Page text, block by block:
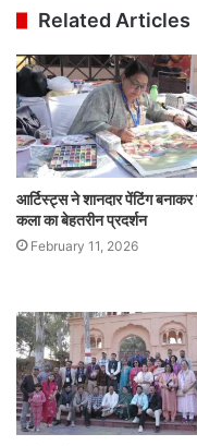
Related Articles
आर्टिस्ट्स ने शानदार पेंटिंग बनाकर
कला का बेहतरीन प्रदर्शन
February 11, 2026